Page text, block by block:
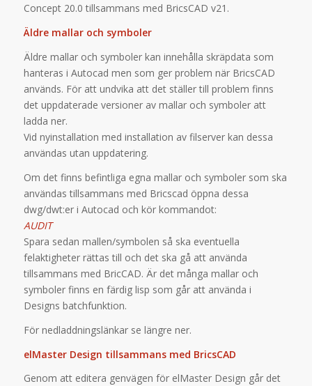
Concept 20.0 tillsammans med BricsCAD v21.
Äldre mallar och symboler
Äldre mallar och symboler kan innehålla skräpdata som
hanteras i Autocad men som ger problem när BricsCAD
används. För att undvika att det ställer till problem finns
det uppdaterade versioner av mallar och symboler att
ladda ner.
Vid nyinstallation med installation av filserver kan dessa
användas utan uppdatering.
Om det finns befintliga egna mallar och symboler som ska
användas tillsammans med Bricscad öppna dessa
dwg/dwt:er i Autocad och kör kommandot:
AUDIT
Spara sedan mallen/symbolen så ska eventuella
felaktigheter rättas till och det ska gå att använda
tillsammans med BricCAD. Är det många mallar och
symboler finns en färdig lisp som går att använda i
Designs batchfunktion.
För nedladdningslänkar se längre ner.
elMaster Design tillsammans med BricsCAD
Genom att editera genvägen för elMaster Design går det